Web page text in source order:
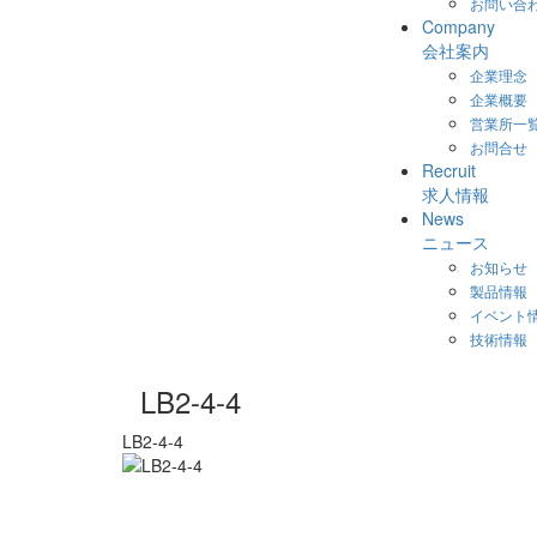
Company
会社案内
企業理念
企業概要
営業所一
お問合せ
Recruit
求人情報
News
ニュース
お知らせ
製品情報
イベント
技術情報
LB2-4-4
LB2-4-4